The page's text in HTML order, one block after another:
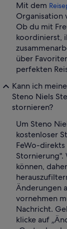
Mit dem
Organisation
Ob du mit
koordinierst,
über
perfekten
Kann ich
Steno Niels
stornieren?
Um Steno
kostenloser
FeWo-
Stornierung".
können,
Änderungen
vornehmen
Nachricht.
klicke auf